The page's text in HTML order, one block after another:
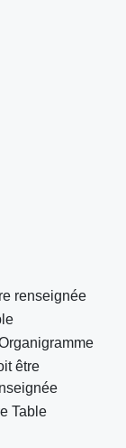
renseignée
être
Table